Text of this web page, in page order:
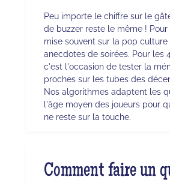
Peu importe le chiffre sur le
de buzzer reste le même ! Pour
mise souvent sur la pop culture
anecdotes de soirées. Pour les
c'est l'occasion de tester la
proches sur les tubes des
Nos algorithmes adaptent les
l'âge moyen des joueurs pour
ne reste sur la touche.
Comment faire un